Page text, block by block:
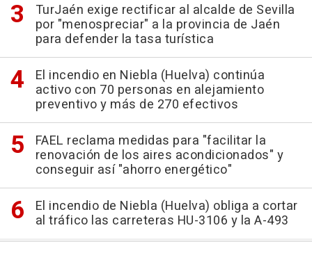
TurJaén exige rectificar al alcalde de Sevilla
por "menospreciar" a la provincia de Jaén
para defender la tasa turística
El incendio en Niebla (Huelva) continúa
activo con 70 personas en alejamiento
preventivo y más de 270 efectivos
FAEL reclama medidas para "facilitar la
renovación de los aires acondicionados" y
conseguir así "ahorro energético"
El incendio de Niebla (Huelva) obliga a cortar
al tráfico las carreteras HU-3106 y la A-493